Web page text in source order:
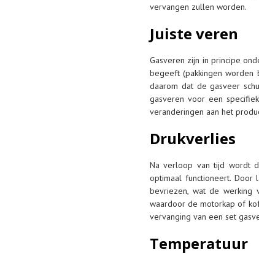
vervangen zullen worden.
Juiste veren
Gasveren zijn in principe
begeeft (pakkingen worden
daarom dat de gasveer
gasveren voor een
veranderingen aan het
Drukverlies
Na verloop van tijd wordt
optimaal functioneert. Door
bevriezen, wat de werking
waardoor de motorkap of
vervanging van een set
Temperatuur